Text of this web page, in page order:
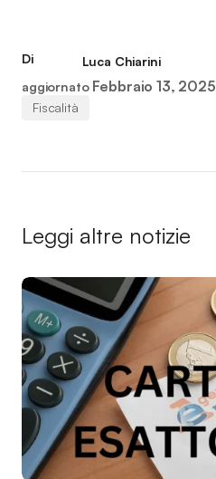
Di
Luca Chiarini
aggiornato Febbraio 13, 2025
Fiscalità
Leggi altre notizie